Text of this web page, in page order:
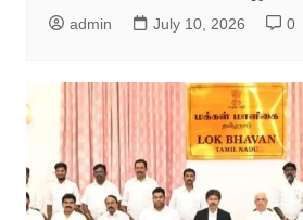
admin July 10, 2026 0